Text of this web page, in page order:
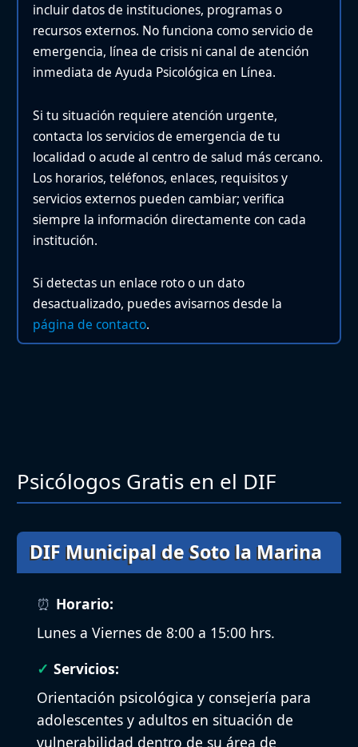
incluir datos de instituciones, programas o
recursos externos. No funciona como servicio de
emergencia, línea de crisis ni canal de atención
inmediata de Ayuda Psicológica en Línea.
Si tu situación requiere atención urgente,
contacta los servicios de emergencia de tu
localidad o acude al centro de salud más cercano.
Los horarios, teléfonos, enlaces, requisitos y
servicios externos pueden cambiar; verifica
siempre la información directamente con cada
institución.
Si detectas un enlace roto o un dato
desactualizado, puedes avisarnos desde la
página de contacto.
Psicólogos Gratis en el DIF
DIF Municipal de Soto la Marina
Horario:
Lunes a Viernes de 8:00 a 15:00 hrs.
Servicios:
Orientación psicológica y consejería para
adolescentes y adultos en situación de
vulnerabilidad dentro de su área de